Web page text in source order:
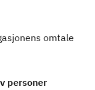
omtale
personer